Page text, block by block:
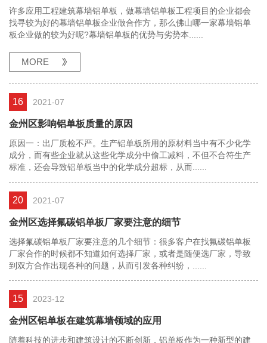
许多应用工程建筑幕墙铝单板，做幕墙铝单板工程项目的企业都会
找寻较为好的幕墙铝单板企业做合作方，那么佛山哪一家幕墙铝单
板企业做的较为好呢?幕墙铝单板的优势与劣势本......
MORE
16 2021-07
金州区影响铝单板质量的原因
原因一：出厂质检不严。生产铝单板所用的原材料当中有不少化学
成分，而有些企业就从这些化学成分中偷工减料，不但不合符生产
标准，还会导致铝单板当中的化学成分超标，从而......
20 2021-07
金州区选择氟碳铝单板厂家要注意的细节
选择氟碳铝单板厂家要注意的几个细节：很多客户在找氟碳铝单板
厂家合作的时候都不知道如何选择厂家，或者是随便选厂家，导致
到双方合作出现各种的问题，从而引发各种纠纷，......
15 2023-12
金州区铝单板在建筑幕墙领域的应用
随着科技的进步和建筑设计的不断创新，铝单板作为一种新型的建